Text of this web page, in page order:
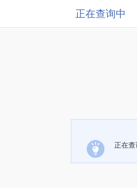
正在查询中
正在